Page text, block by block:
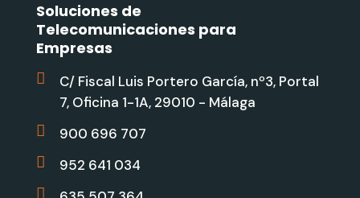
Soluciones de
Telecomunicaciones para
Empresas
C/ Fiscal Luis Portero García, nº3, Portal
7, Oficina 1-1A, 29010 - Málaga
900 696 707
952 641 034